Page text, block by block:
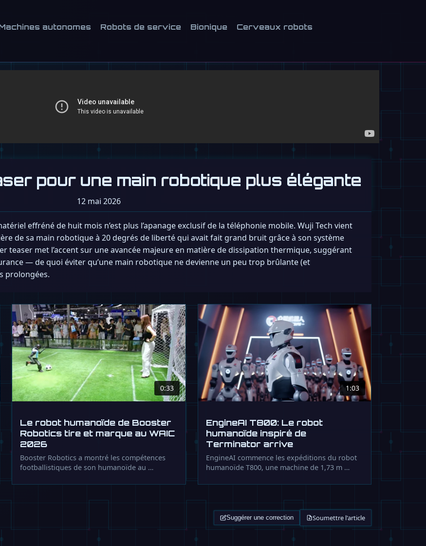
autonomes Robots de service Bionique Cerveaux robots
pour une main robotique plus élégante
12 mai 2026
effréné de huit mois n’est plus l’apanage exclusif de la téléphonie mobile. Wuji Tech vient
de sa main robotique à 20 degrés de liberté qui avait fait grand bruit grâce à son système
teaser met l’accent sur une avancée majeure en matière de dissipation thermique, suggérant
— de quoi éviter qu’une main robotique ne devienne un peu trop brûlante (et
prolongées.
0:33
Le robot humanoïde de Booster
Robotics tire et marque au WAIC
2026
Booster Robotics a montré les compétences
footballistiques de son humanoïde au …
1:03
EngineAI T800: Le robot
humanoïde inspiré de
Terminator arrive
EngineAI commence les expéditions du robot
humanoïde T800, une machine de 1,73 m …
Suggérer une correction Soumettre l'article